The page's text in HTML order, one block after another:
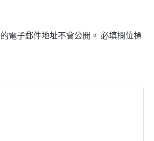
電子郵件地址不會公開。 必填欄位標